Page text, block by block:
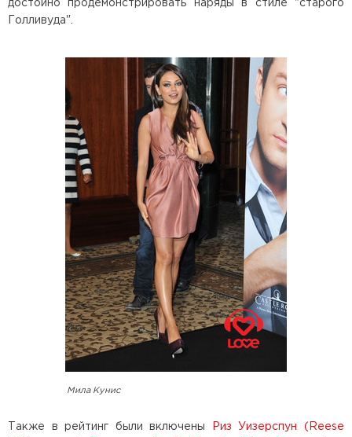
достойно продемонстрировать наряды в стиле "старого
Голливуда".
Мила Кунис
Также в рейтинг были включены
Риз Уизерспун (Reese